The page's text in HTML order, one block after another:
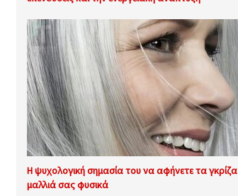
Η ψυχολογική σημασία του να αφήνετε τα γκρίζα
μαλλιά σας φυσικά